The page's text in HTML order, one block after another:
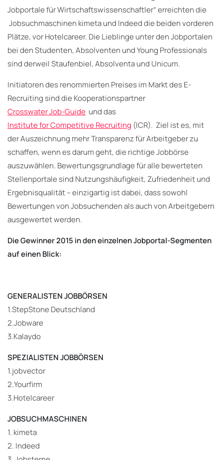
Jobportale für Wirtschaftswissenschaftler“ erreichten die
Jobsuchmaschinen kimeta und Indeed die beiden vorderen
Plätze, vor Hotelcareer. Die Lieblinge unter den Jobportalen
bei den Studenten, Absolventen und Young Professionals
sind derweil Staufenbiel, Absolventa und Unicum.
Initiatoren des renommierten Preises im Markt des E-
Recruiting sind die Kooperationspartner
Crosswater Job-Guide und das
Institute for Competitive Recruiting (ICR). Ziel ist es, mit
der Auszeichnung mehr Transparenz für Arbeitgeber zu
schaffen, wenn es darum geht, die richtige Jobbörse
auszuwählen. Bewertungsgrundlage für alle bewerteten
Stellenportale sind Nutzungshäufigkeit, Zufriedenheit und
Ergebnisqualität – einzigartig ist dabei, dass sowohl
Bewertungen von Jobsuchenden als auch von Arbeitgebern
ausgewertet werden.
Die Gewinner 2015 in den einzelnen Jobportal-Segmenten
auf einen Blick:
GENERALISTEN JOBBÖRSEN
1.StepStone Deutschland
2.Jobware
3.Kalaydo
SPEZIALISTEN JOBBÖRSEN
1.jobvector
2.Yourfirm
3.Hotelcareer
JOBSUCHMASCHINEN
1. kimeta
2. Indeed